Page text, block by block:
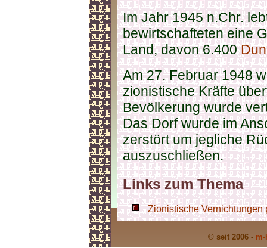
Im Jahr 1945 n.Chr.
bewirtschafteten eine
Land, davon 6.400
Am 27. Februar 1948
zionistische Kräfte
Bevölkerung wurde
Das Dorf wurde im
zerstört um jegliche
auszuschließen.
Links zum Thema
Zionistische Vernichtungen
© seit 2006 -